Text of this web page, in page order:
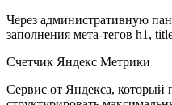
Через административную
заполнения мета-тегов h1,
Счетчик Яндекс Метрики
Сервис от Яндекса, который